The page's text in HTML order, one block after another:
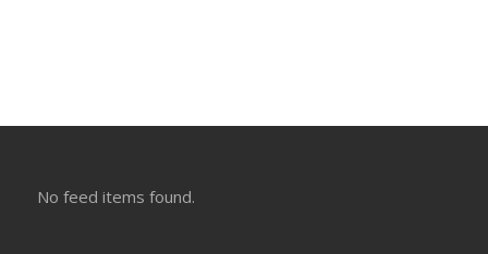
No feed items found.